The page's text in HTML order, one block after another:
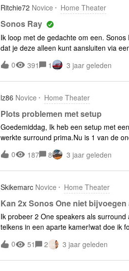
iets anders doen? (Aansluiting met
Ritchie72 Novice Home Theater
Sonos Ray
Ik loop met de gedachte om een.
dat je deze alleen kunt aansluiten via
soundbar automatische aan, als ik de
ook weer automatisch uit,bals ik de tv
tv kijk via Ziggo Next , problemen
0 391 1 3 jaar geleden
lz86 Novice Home Theater
Plots problemen met setup
Goedemiddag, Ik heb een setup met
werkte surround prima.Nu is 1 van de
m na veel ***, maar de surround setup
stroom gehad, en 1 van mijn ones en
netwerk wijzigen kies als optie in de
bleef ie hangen in de laatste stap van
ongedaan maken en is 1 one dus
manier anders dan netwerk updaten
en begin aardig gefrustreerd te raken.
systeem, maar dat leverde tot kort
0 187 8 3 jaar geleden
Skikemarc Novice Home Theater
Kan 2x Sonos One niet
Ik probeer 2 One speakers als
telkens in een aparte kamer!wat doe ik
0
51 2 3 jaar geleden